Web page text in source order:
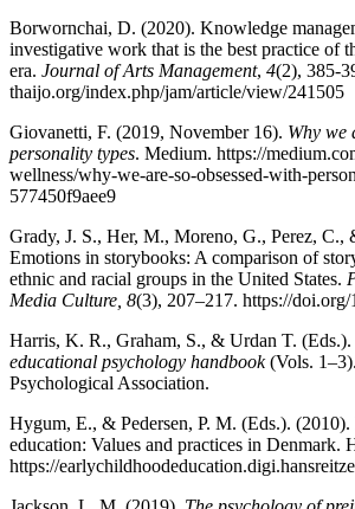
Borwornchai, D. (2020). Knowledge
investigative work that is the best practice of
era. Journal of Arts Management, 4(2), 385-
thaijo.org/index.php/jam/article/view/241505
Giovanetti, F. (2019, November 16). Why we
personality types. Medium. https://
wellness/why-we-are-so-obsessed-with-
577450f9aee9
Grady, J. S., Her, M., Moreno, G., Perez, C.,
Emotions in storybooks: A comparison of
ethnic and racial groups in the United States.
Media Culture, 8(3), 207–217. https://
Harris, K. R., Graham, S., & Urdan T.
educational psychology handbook(Vols.
Psychological Association.
Hygum, E., & Pedersen, P. M. (Eds.).
education: Values and practices in Denmark.
https://